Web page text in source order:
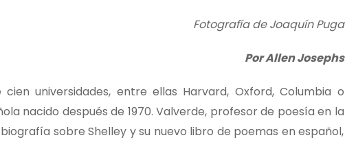
Fotografía de Joaquín Puga
Por Allen Josephs
universidades, entre ellas Harvard, Oxford, Columbia o
nacido después de 1970. Valverde, profesor de poesía en la
sobre Shelley y su nuevo libro de poemas en español,